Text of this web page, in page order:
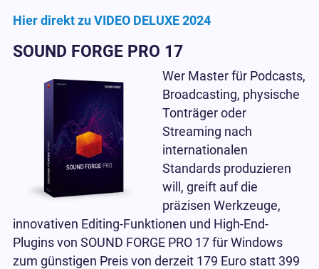
Hier direkt zu VIDEO DELUXE 2024
SOUND FORGE PRO 17
Wer Master für Podcasts,
Broadcasting, physische
Tonträger oder
Streaming nach
internationalen
Standardsproduzieren
will, greift auf die
präzisen Werkzeuge,
innovativen Editing-Funktionen und High-End-
Plugins von SOUND FORGE PRO 17 für Windows
zum günstigen Preis von derzeit 179 Euro statt 399